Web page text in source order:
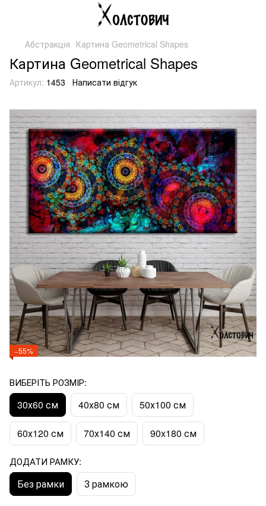
Абстракція Картина Geometrical Shapes
Картина Geometrical Shapes
Артикул: 1453 Написати відгук
−55%
ВИБЕРІТЬ РОЗМІР:
30х60 см 40х80 см 50х100 см
60х120 см 70х140 см 90x180 см
ДОДАТИ РАМКУ:
Без рамки З рамкою